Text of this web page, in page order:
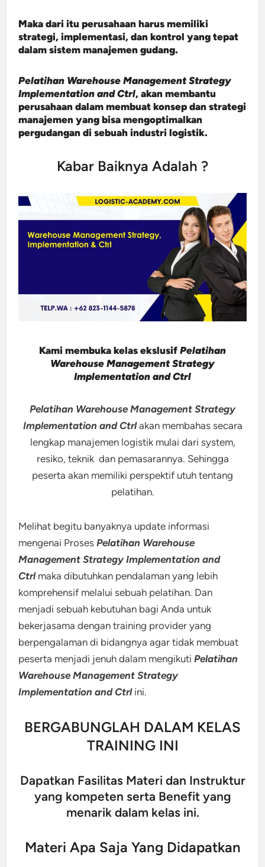
Maka dari itu perusahaan harus memiliki
strategi, implementasi, dan kontrol yang tepat
dalam sistem manajemen gudang.
Pelatihan Warehouse Management Strategy
Implementation and Ctrl, akan membantu
perusahaan dalam membuat konsep dan strategi
manajemen yang bisa mengoptimalkan
pergudangan di sebuah industri logistik.
Kabar Baiknya Adalah ?
Kami membuka kelas ekslusif Pelatihan
Warehouse Management Strategy
Implementation and Ctrl
Pelatihan Warehouse Management Strategy
Implementation and Ctrlakan membahas secara
lengkap manajemen logistik mulai dari system,
resiko, teknik dan pemasarannya. Sehingga
peserta akan memiliki perspektif utuh tentang
pelatihan.
Melihat begitu banyaknya update informasi
mengenai ProsesPelatihan Warehouse
Management Strategy Implementation and
Ctrl maka dibutuhkan pendalaman yang lebih
komprehensif melalui sebuah pelatihan. Dan
menjadi sebuah kebutuhan bagi Anda untuk
bekerjasama dengan training provider yang
berpengalaman di bidangnya agar tidak membuat
peserta menjadi jenuh dalam mengikutiPelatihan
Warehouse Management Strategy
Implementation and Ctrl ini.
BERGABUNGLAH DALAM KELAS
TRAINING INI
Dapatkan Fasilitas Materi dan Instruktur
yang kompeten serta Benefit yang
menarik dalam kelas ini.
Materi Apa Saja Yang Didapatkan